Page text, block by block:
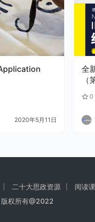
2020年5月11日
全
（
0
二十大思政资源 阅读
有@2022